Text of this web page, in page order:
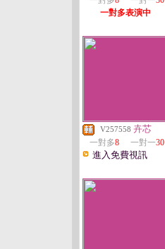
一對多表演中
V257558 卉芯
一對多8 一對一30
進入免費視訊